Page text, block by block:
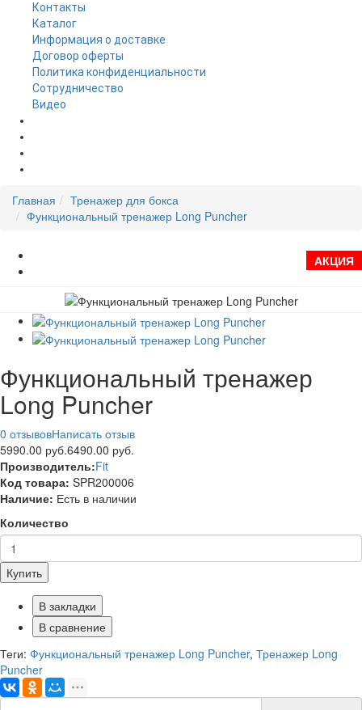
Контакты
Каталог
Информация о доставке
Договор оферты
Политика конфиденциальности
Сотрудничество
Видео
Главная
Тренажер для бокса
Функциональный тренажер Long Puncher
АКЦИЯ
Функциональный тренажер
Long Puncher
0 отзывовНаписать отзыв
5990.00 руб.6490.00 руб.
Производитель:Fit
Код товара: SPR200006
Наличие: Есть в наличии
Количество
Купить
В закладки
В сравнение
Теги: Функциональный тренажер Long Puncher, Тренажер Long
Puncher